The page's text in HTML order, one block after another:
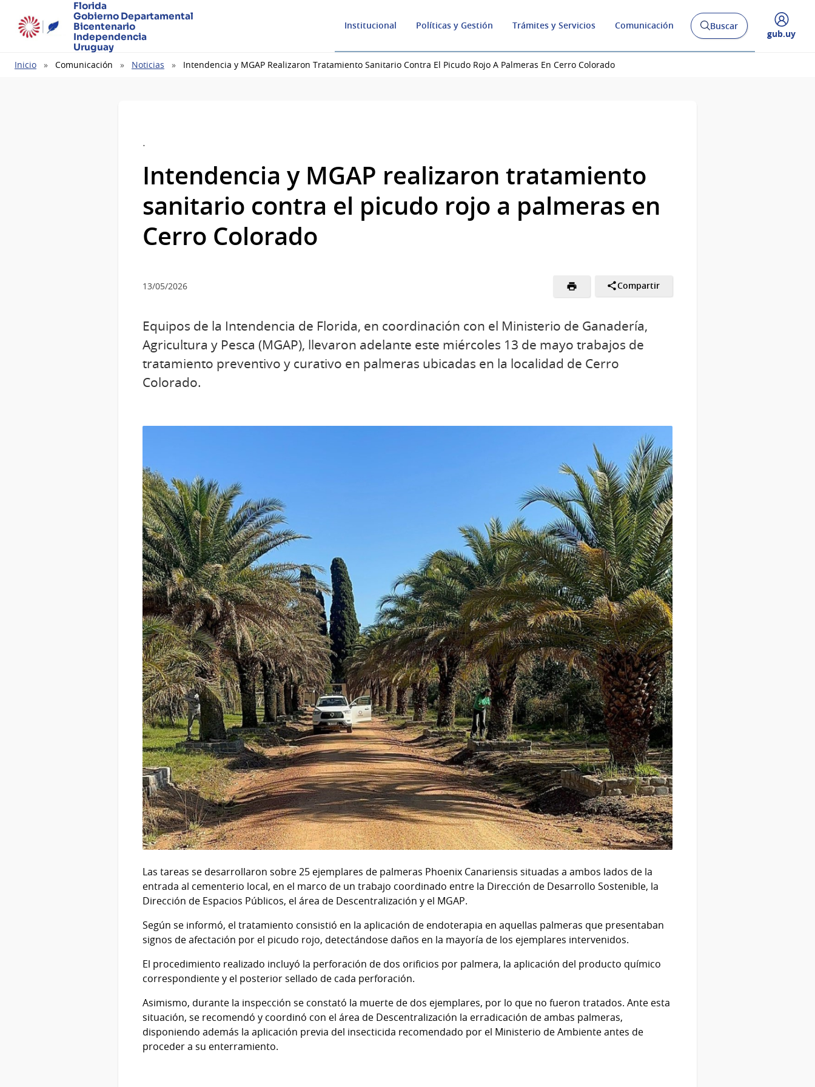
Florida
Gobierno Departamental
Bicentenario
Independencia
Uruguay
Institucional Políticas y Gestión Trámites y Servicios Comunicación
AbrirBuscar
Desplegar
gub.uy
Ruta
Inicio Comunicación Noticias Intendencia y MGAP Realizaron Tratamiento Sanitario Contra El Picudo Rojo A Palmeras En Cerro Colorado
.
Intendencia y MGAP realizaron tratamiento
sanitario contra el picudo rojo a palmeras en
Cerro Colorado
13/05/2026 Compartir
Equipos de la Intendencia de Florida, en coordinación con el Ministerio de Ganadería,
Agricultura y Pesca (MGAP), llevaron adelante este miércoles 13 de mayo trabajos de
tratamiento preventivo y curativo en palmeras ubicadas en la localidad de Cerro
Colorado.
Las tareas se desarrollaron sobre 25 ejemplares de palmeras Phoenix Canariensis situadas a ambos lados de la
entrada al cementerio local, en el marco de un trabajo coordinado entre la Dirección de Desarrollo Sostenible, la
Dirección de Espacios Públicos, el área de Descentralización y el MGAP.
Según se informó, el tratamiento consistió en la aplicación de endoterapia en aquellas palmeras que presentaban
signos de afectación por el picudo rojo, detectándose daños en la mayoría de los ejemplares intervenidos.
El procedimiento realizado incluyó la perforación de dos orificios por palmera, la aplicación del producto químico
correspondiente y el posterior sellado de cada perforación.
Asimismo, durante la inspección se constató la muerte de dos ejemplares, por lo que no fueron tratados. Ante esta
situación, se recomendó y coordinó con el área de Descentralización la erradicación de ambas palmeras,
disponiendo además la aplicación previa del insecticida recomendado por el Ministerio de Ambiente antes de
proceder a su enterramiento.